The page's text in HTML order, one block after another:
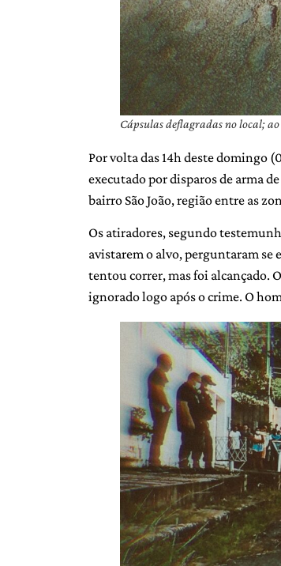
Cápsulas deflagradas no local;
Por volta das 14h deste domingo
executado por disparos de arma
bairro São João, região entre as
Os atiradores, segundo
avistarem o alvo, perguntaram se
tentou correr, mas foi alcançado.
ignorado logo após o crime. O